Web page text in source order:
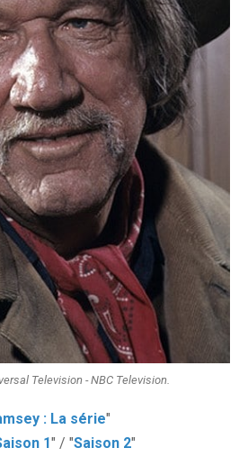
Television - NBC Television.
: La série"
1" / "Saison 2"